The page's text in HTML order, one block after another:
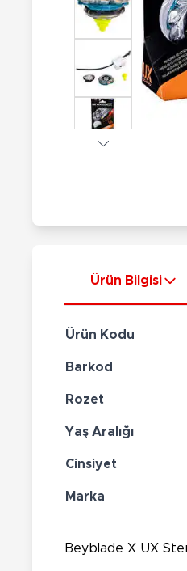
Hayvan Figürler
Çeşitli Figürler
Koleksiyon Figürler
Elektronik Ürünler
Ürün Bilgisi
Ürün Kodu
Barkod
Rozet
Yaş Aralığı
Cinsiyet
Marka
Beyblade X UX